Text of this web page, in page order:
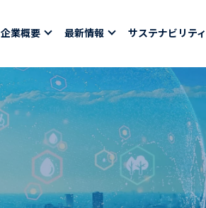
企業概要 最新情報 サステナビリティ
採用情報
社員紹介
社員インタビュー